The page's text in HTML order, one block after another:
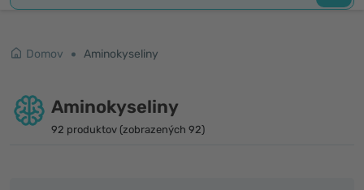
Domov Aminokyseliny
Aminokyseliny
92 produktov (zobrazených 92)